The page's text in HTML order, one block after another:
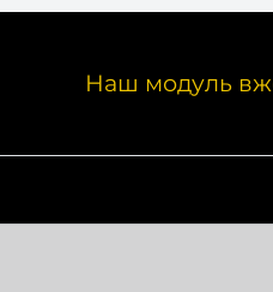
Наш модуль